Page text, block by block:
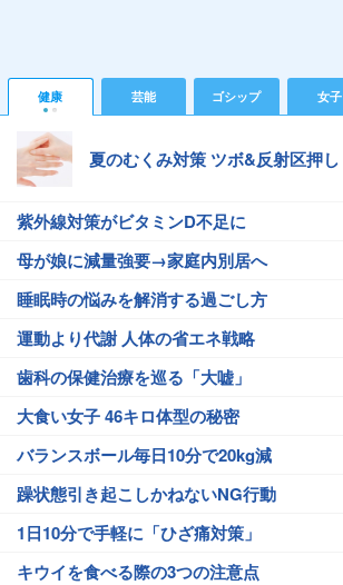
健康 芸能 ゴシップ 女子
夏のむくみ対策 ツボ&反射区押し
紫外線対策がビタミンD不足に
母が娘に減量強要→家庭内別居へ
睡眠時の悩みを解消する過ごし方
運動より代謝 人体の省エネ戦略
歯科の保健治療を巡る「大嘘」
大食い女子 46キロ体型の秘密
バランスボール毎日10分で20kg減
躁状態引き起こしかねないNG行動
1日10分で手軽に「ひざ痛対策」
キウイを食べる際の3つの注意点